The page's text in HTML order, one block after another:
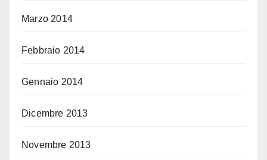
Marzo 2014
Febbraio 2014
Gennaio 2014
Dicembre 2013
Novembre 2013